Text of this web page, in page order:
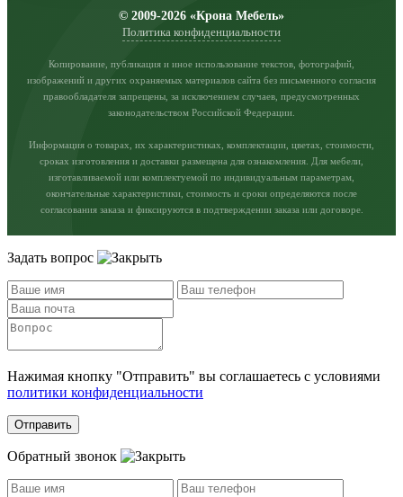
© 2009-2026 «Крона Мебель»
Политика конфиденциальности
Копирование, публикация и иное использование текстов, фотографий,
изображений и других охраняемых материалов сайта без письменного согласия
правообладателя запрещены, за исключением случаев, предусмотренных
законодательством Российской Федерации.
Информация о товарах, их характеристиках, комплектации, цветах, стоимости,
сроках изготовления и доставки размещена для ознакомления. Для мебели,
изготавливаемой или комплектуемой по индивидуальным параметрам,
окончательные характеристики, стоимость и сроки определяются после
согласования заказа и фиксируются в подтверждении заказа или договоре.
Задать вопрос
Нажимая кнопку "Отправить" вы соглашаетесь с условиями
политики конфиденциальности
Отправить
Обратный звонок